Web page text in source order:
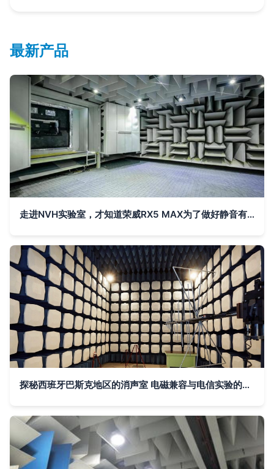
最新产品
走进NVH实验室，才知道荣威RX5 MAX为了做好静音有多努力
探秘西班牙巴斯克地区的消声室 电磁兼容与电信实验的核心平台